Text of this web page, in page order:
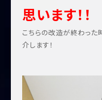
思います！！
こちらの改造が終わった
介します！